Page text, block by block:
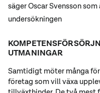
säger Oscar Svensson
undersökningen
UTMANINGAR
Samtidigt möter många
företag som vill växa